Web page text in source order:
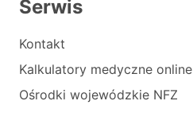
Serwis
Kontakt
Kalkulatory medyczne online
Ośrodki wojewódzkie NFZ